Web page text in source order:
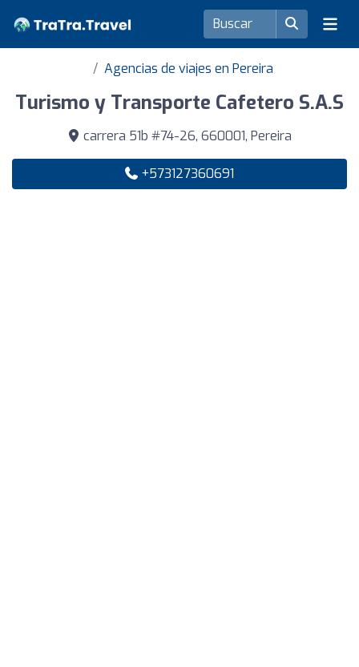
Agencias de viajes en Pereira
Turismo y Transporte Cafetero S.A.S
carrera 51b #74-26, 660001, Pereira
+573127360691